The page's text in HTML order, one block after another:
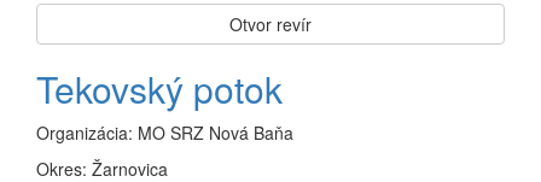
Otvor revír
Tekovský potok
Organizácia: MO SRZ Nová Baňa
Okres: Žarnovica